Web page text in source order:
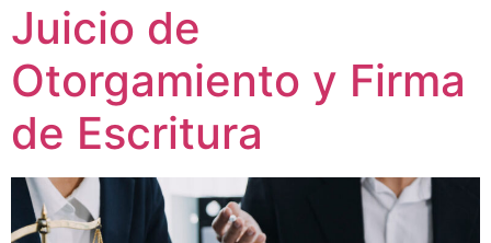
Juicio de
Otorgamiento y Firma
de Escritura